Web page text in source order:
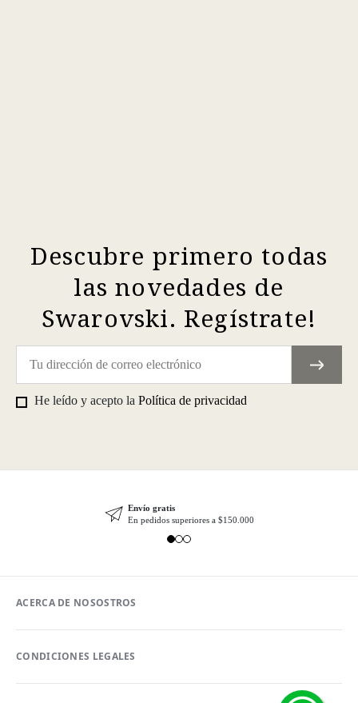
Descubre primero todas
las novedades de
Swarovski. Regístrate!
He leído y acepto la Política de privacidad
Envío gratis
En pedidos superiores a $150.000
ACERCA DE NOSOSTROS
CONDICIONES LEGALES